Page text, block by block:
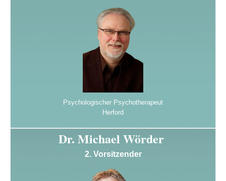
Psychologischer Psychotherapeut
Herford
Dr. Michael Wörder
2. Vorsitzender